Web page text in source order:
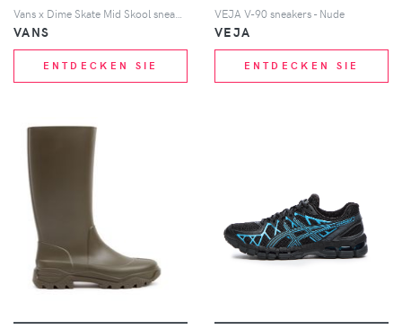
VANS
ENTDECKEN SIE
VEJA V-90 sneakers - Nude
VEJA
ENTDECKEN SIE